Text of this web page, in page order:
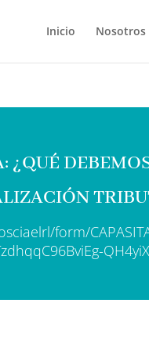
Inicio Nosotros
form/